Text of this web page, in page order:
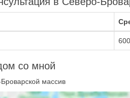
со мной
массив